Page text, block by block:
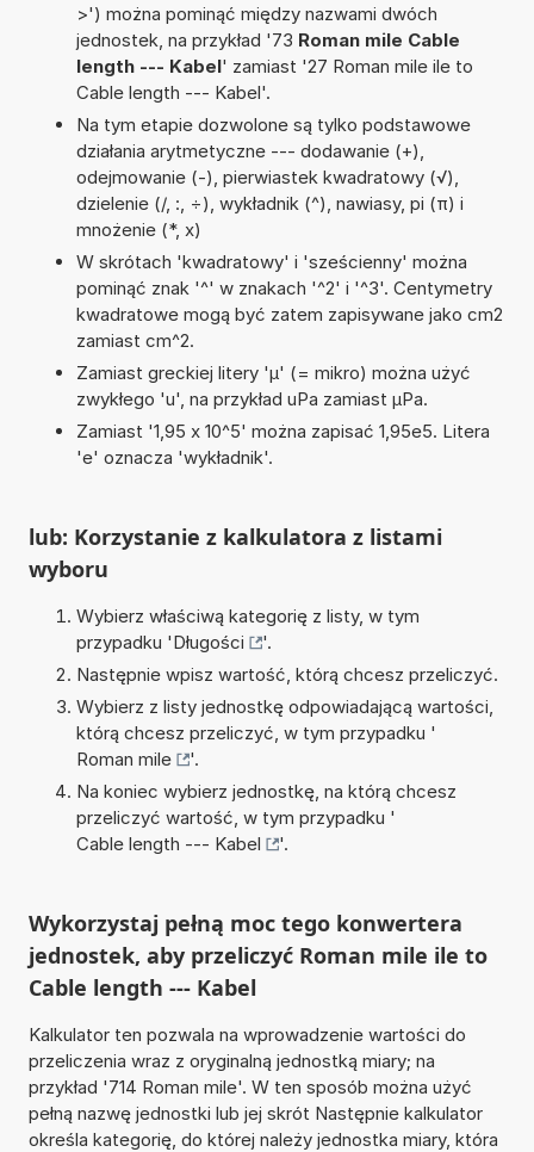
>') można pominąć między nazwami dwóch
jednostek, na przykład '73 Roman mile Cable
length --- Kabel' zamiast '27 Roman mile ile to
Cable length --- Kabel'.
Na tym etapie dozwolone są tylko podstawowe
działania arytmetyczne --- dodawanie (+),
odejmowanie (-), pierwiastek kwadratowy (√),
dzielenie (/, :, ÷), wykładnik (^), nawiasy, pi (π) i
mnożenie (*, x)
W skrótach 'kwadratowy' i 'sześcienny' można
pominąć znak '^' w znakach '^2' i '^3'. Centymetry
kwadratowe mogą być zatem zapisywane jako cm2
zamiast cm^2.
Zamiast greckiej litery 'µ' (= mikro) można użyć
zwykłego 'u', na przykład uPa zamiast µPa.
Zamiast '1,95 x 10^5' można zapisać 1,95e5. Litera
'e' oznacza 'wykładnik'.
lub: Korzystanie z kalkulatora z listami
wyboru
Wybierz właściwą kategorię z listy, w tym
przypadku 'Długości
'.
Następnie wpisz wartość, którą chcesz przeliczyć.
Wybierz z listy jednostkę odpowiadającą wartości,
którą chcesz przeliczyć, w tym przypadku '
Roman mile
'.
Na koniec wybierz jednostkę, na którą chcesz
przeliczyć wartość, w tym przypadku '
Cable length --- Kabel
'.
Wykorzystaj pełną moc tego konwertera
jednostek, aby przeliczyć Roman mile ile to
Cable length --- Kabel
Kalkulator ten pozwala na wprowadzenie wartości do
przeliczenia wraz z oryginalną jednostką miary; na
przykład '714 Roman mile'. W ten sposób można użyć
pełną nazwę jednostki lub jej skrót Następnie kalkulator
określa kategorię, do której należy jednostka miary, która